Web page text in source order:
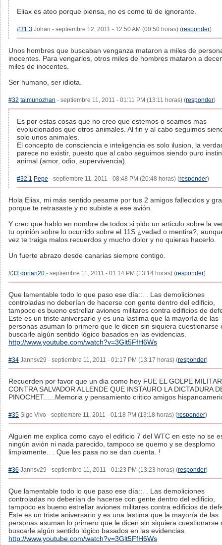
Eliax es ateo porque piensa, no es como tú de ignorante.
#31.3 Johan - septiembre 12, 2011 - 12:50 AM (00:50 horas) (responder)
Unos hombres que buscaban venganza mataron a miles de
inocentes. Para vengarlos, otros miles de hombres mataron a
miles de inocentes.
Ser humano, ser idiota.
#32 taimunozhan - septiembre 11, 2011 - 01:11 PM (13:11 horas) (responder)
Es por estas cosas que no creo que estemos o seamos mas
evolucionados que otros animales. Al fin y al cabo seguimos
solo unos animales.
El concepto de consciencia e inteligencia es solo ilusion, la
parece no existir, puesto que al cabo seguimos siendo puro
animal (amor, odio, supervivencia).
#32.1 Pepe - septiembre 11, 2011 - 08:48 PM (20:48 horas) (responder)
Hola Eliax, mi más sentido pesame por tus 2 amigos fallecidos y
porque te retrasaste y no subiste a ese avión.
Y creo que hablo en nombre de todos si pido un articulo sobre la
tu opinión sobre lo ocurrido sobre el 11S ¿vedad o mentira?,
vez te traiga malos recuerdos y mucho dolor y no quieras hacerlo.
Un fuerte abrazo desde canarias siempre contigo.
#33 dorian20 - septiembre 11, 2011 - 01:14 PM (13:14 horas) (responder)
Que lamentable todo lo que paso ese día::. . Las demoliciones
controladas no deberían de hacerse con gente dentro del edificio,
tampoco es bueno estrellar aviones militares contra edificios de
Este es un triste aniversario y es una lastima que la mayoría de las
personas asuman lo primero que le dicen sin siquiera cuestionarse
buscarle algún sentido lógico basados en las evidencias.
http://www.youtube.com/watch?v=3Glt5FfH6Ws
#34 Jannsv29 - septiembre 11, 2011 - 01:17 PM (13:17 horas) (responder)
Recuerden por favor que un dia como hoy FUE EL GOLPE MILITAR
CONTRA SALVADOR ALLENDE QUE INSTAURO LA DICTADURA
PINOCHET......Memoria y pensamiento critico amigos
#35 Sigo Vivo - septiembre 11, 2011 - 01:18 PM (13:18 horas) (responder)
Alguien me explica como cayo el edificio 7 del WTC en este no se
ningún avión ni nada parecido, tampoco se quemo y se desplomo
limpiamente.. . Que les pasa no se dan cuenta. !
#36 Jannsv29 - septiembre 11, 2011 - 01:23 PM (13:23 horas) (responder)
Que lamentable todo lo que paso ese día::. . Las demoliciones
controladas no deberían de hacerse con gente dentro del edificio,
tampoco es bueno estrellar aviones militares contra edificios de
Este es un triste aniversario y es una lastima que la mayoría de las
personas asuman lo primero que le dicen sin siquiera cuestionarse
buscarle algún sentido lógico basados en las evidencias.
http://www.youtube.com/watch?v=3Glt5FfH6Ws